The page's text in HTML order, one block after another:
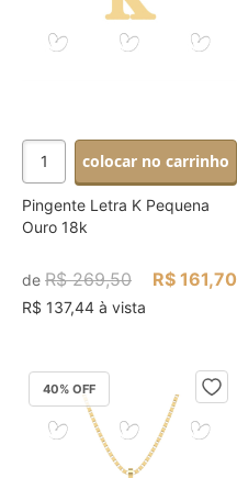
colocar no carrinho
Pingente Letra K Pequena
Ouro 18k
de R$ 269,50 R$ 161,70
R$ 137,44 à vista
40% OFF